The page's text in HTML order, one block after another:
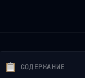
СОДЕРЖАНИЕ